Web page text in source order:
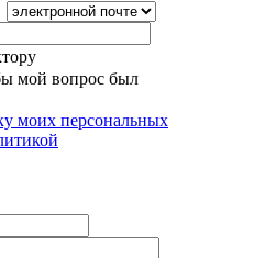
мой вопрос был
моих персональных